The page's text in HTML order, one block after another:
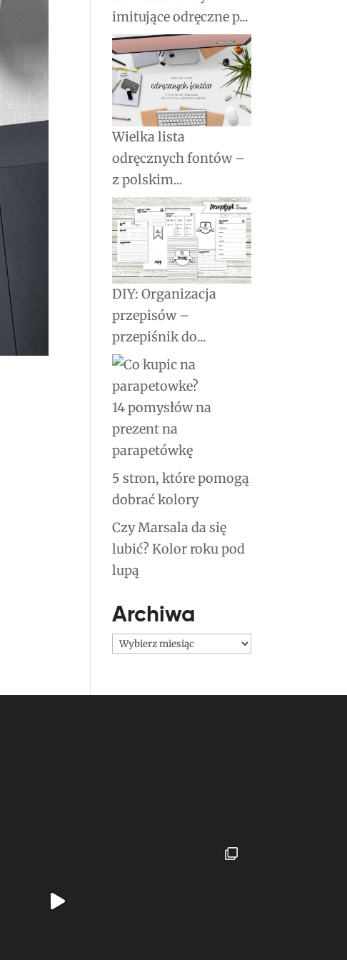
imitujące odręczne p...
Wielka lista
odręcznych fontów –
z polskim...
DIY: Organizacja
przepisów –
przepiśnik do...
14 pomysłów na
prezent na
parapetówkę
5 stron, które pomogą
dobrać kolory
Czy Marsala da się
lubić? Kolor roku pod
lupą
Archiwa
Archiwa